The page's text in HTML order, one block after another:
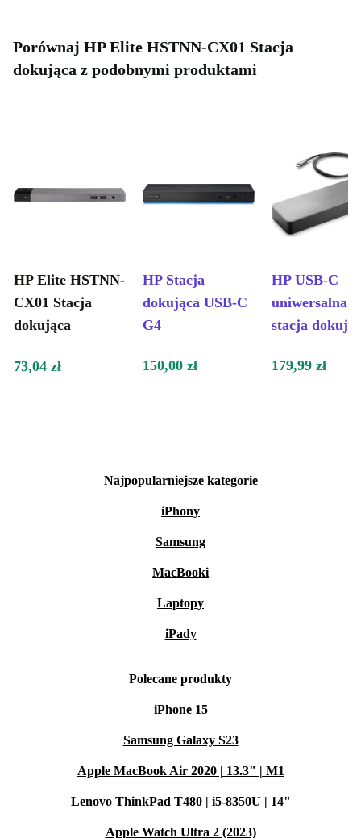
Porównaj HP Elite HSTNN-CX01 Stacja
dokująca z podobnymi produktami
HP Elite HSTNN-
CX01 Stacja
dokująca
HP Stacja
dokująca USB-C
G4
HP USB-C
uniwersalna
stacja
73,04 zł 150,00 zł 179,99 zł
Najpopularniejsze kategorie
iPhony
Samsung
MacBooki
Laptopy
iPady
Polecane produkty
iPhone 15
Samsung Galaxy S23
Apple MacBook Air 2020 | 13.3" | M1
Lenovo ThinkPad T480 | i5-8350U | 14"
Apple Watch Ultra 2 (2023)